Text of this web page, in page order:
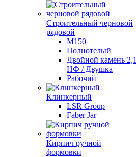
Строительный черновой
рядовой
М150
Полнотелый
Двойной камень 2,1
НФ / Двушка
Рабочий
Клинкерный
LSR Group
Faber Jar
Кирпич ручной
формовки